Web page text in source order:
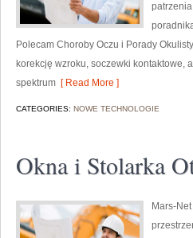
Polecam Choroby Oczu i Porady
korekcję wzroku, soczewki kontaktowe,
spektrum [ Read More ]
CATEGORIES: NOWE TECHNOLOGIE
Okna i Stolarka
Mars-